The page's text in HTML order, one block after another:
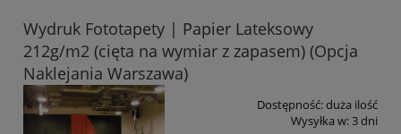
Wydruk Fototapety | Papier Lateksowy
212g/m2 (cięta na wymiar z zapasem) (Opcja
Naklejania Warszawa)
Dostępność:duża ilość
Wysyłka w:3 dni